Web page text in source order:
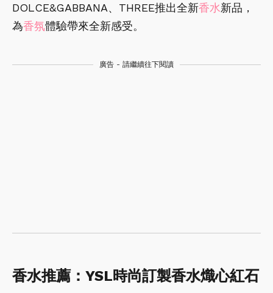
DOLCE&GABBANA、THREE推出全新香水新品，
為香氛體驗帶來全新感受。
廣告 - 請繼續往下閱讀
香水推薦：YSL時尚訂製香水熾心紅石